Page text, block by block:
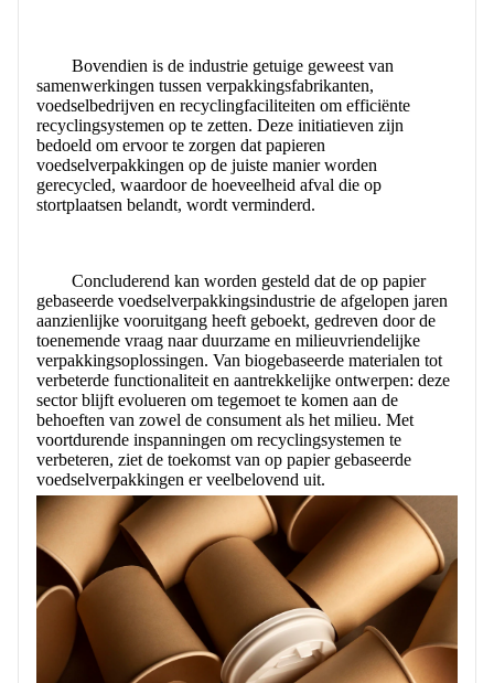
Bovendien is de industrie getuige geweest van
samenwerkingen tussen verpakkingsfabrikanten,
voedselbedrijven en recyclingfaciliteiten om efficiënte
recyclingsystemen op te zetten. Deze initiatieven zijn
bedoeld om ervoor te zorgen dat papieren
voedselverpakkingen op de juiste manier worden
gerecycled, waardoor de hoeveelheid afval die op
stortplaatsen belandt, wordt verminderd.
Concluderend kan worden gesteld dat de op papier
gebaseerde voedselverpakkingsindustrie de afgelopen jaren
aanzienlijke vooruitgang heeft geboekt, gedreven door de
toenemende vraag naar duurzame en milieuvriendelijke
verpakkingsoplossingen. Van biogebaseerde materialen tot
verbeterde functionaliteit en aantrekkelijke ontwerpen: deze
sector blijft evolueren om tegemoet te komen aan de
behoeften van zowel de consument als het milieu. Met
voortdurende inspanningen om recyclingsystemen te
verbeteren, ziet de toekomst van op papier gebaseerde
voedselverpakkingen er veelbelovend uit.